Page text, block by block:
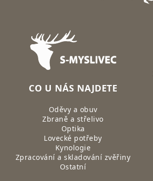
Zápatí
CO U NÁS NAJDETE
Oděvy a obuv
Zbraně a střelivo
Optika
Lovecké potřeby
Kynologie
Zpracování a skladování zvěřiny
Ostatní